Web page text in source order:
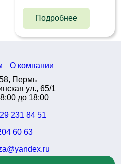
Подробнее
О компании
Пермь
ул., 65/1
до 18:00
231 84 51
60 63